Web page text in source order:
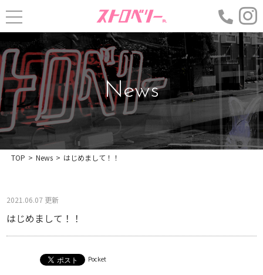
News
TOP > News > はじめまして！！
2021.06.07 更新
はじめまして！！
Pocket